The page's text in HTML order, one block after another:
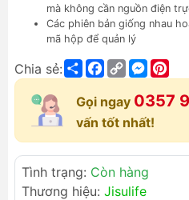
mà không cần nguồn điện
Các phiên bản giống nhau
mã hộp để quản lý
Chia sẻ: ShareFacebook
Copy
Link
Gọi ngay 0357
vấn tốt nhất!
Tình trạng: Còn hàng
Thương hiệu: Jisulife